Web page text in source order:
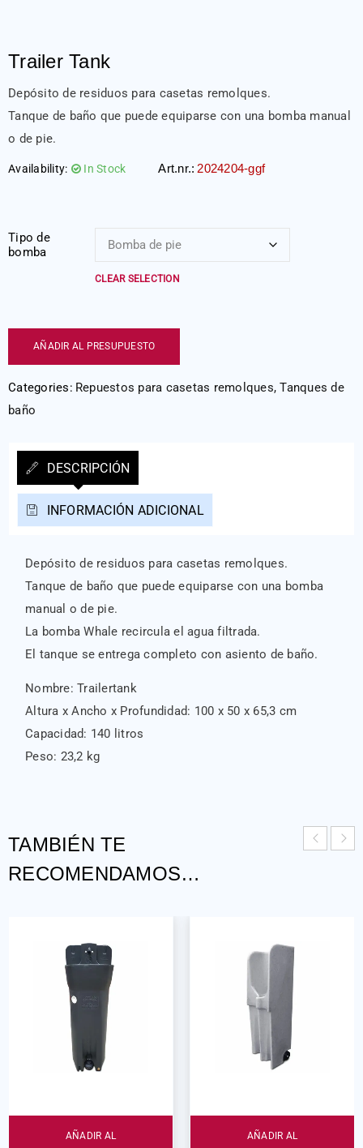
Trailer Tank
Depósito de residuos para casetas remolques.
Tanque de baño que puede equiparse con una bomba manual
o de pie.
Availability: In Stock Art.nr.: 2024204-ggf
Tipo de
bomba
CLEAR SELECTION
AÑADIR AL PRESUPUESTO
Categories: Repuestos para casetas remolques,Tanques de
baño
DESCRIPCIÓN
INFORMACIÓN ADICIONAL
Depósito de residuos para casetas remolques.
Tanque de baño que puede equiparse con una bomba
manual o de pie.
La bomba Whale recircula el agua filtrada.
El tanque se entrega completo con asiento de baño.
Nombre: Trailertank
Altura x Ancho x Profundidad: 100 x 50 x 65,3 cm
Capacidad: 140 litros
Peso: 23,2 kg
TAMBIÉN TE
RECOMENDAMOS…
AÑADIR AL
AÑADIR AL